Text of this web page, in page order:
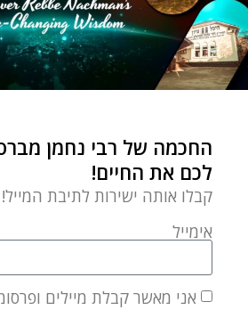
החכמה של רבי נחמן
לכם את החיים!
קבלו אותה ישירות לתיבת המייל!
אימייל
אני מאשר קבלת מיילים